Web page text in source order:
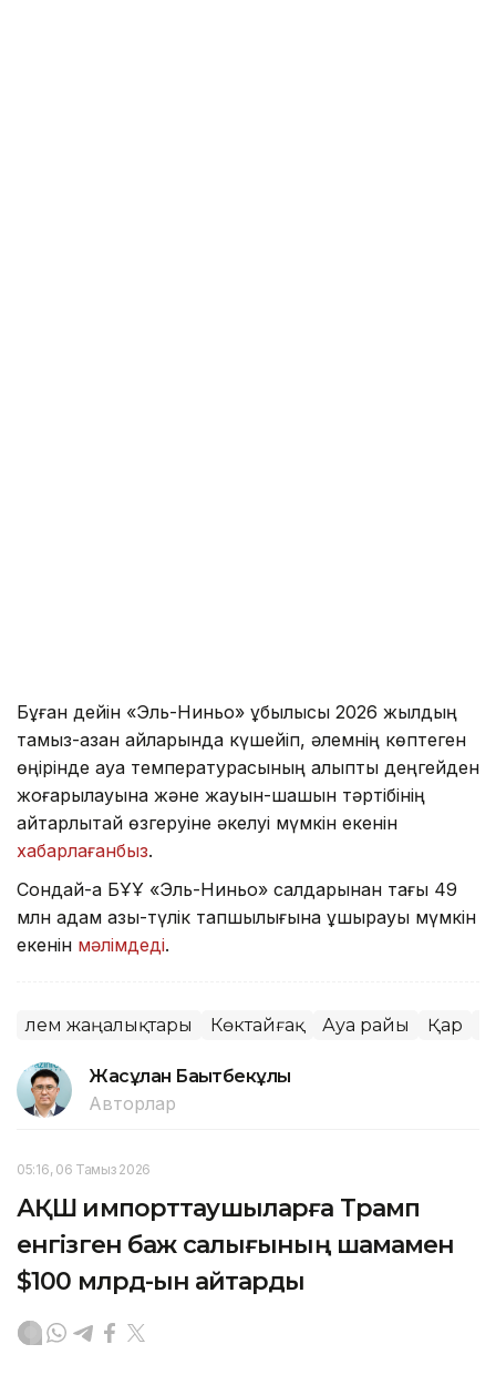
Бұған дейін «Эль-Ниньо» құбылысы 2026 жылдың
тамыз-қазан айларында күшейіп, әлемнің көптеген
өңірінде ауа температурасының қалыпты деңгейден
жоғарылауына және жауын-шашын тәртібінің
айтарлықтай өзгеруіне әкелуі мүмкін екенін
хабарлағанбыз.
Сондай-ақ БҰҰ «Эль-Ниньо» салдарынан тағы 49
млн адам азық-түлік тапшылығына ұшырауы мүмкін
екенін мәлімдеді.
Әлем жаңалықтары Көктайғақ Ауа райы Қар
Жасұлан Бақытбекұлы
Авторлар
05:16, 06 Тамыз 2026
АҚШ импорттаушыларға Трамп
енгізген баж салығының шамамен
$100 млрд-ын қайтарды